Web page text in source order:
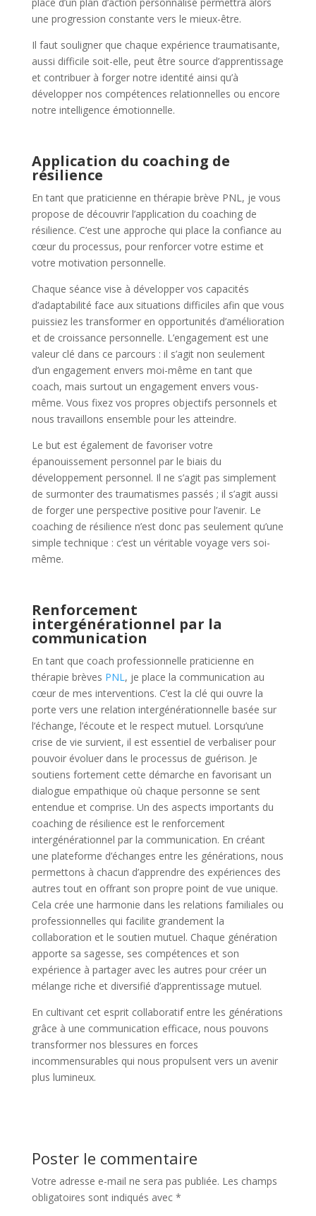
une progression constante vers le mieux-être.
Il faut souligner que chaque expérience traumatisante,
aussi difficile soit-elle, peut être source d’apprentissage
et contribuer à forger notre identité ainsi qu’à
développer nos compétences relationnelles ou encore
notre intelligence émotionnelle.
Application du coaching de
résilience
En tant que praticienne en thérapie brève PNL, je vous
propose de découvrir l’application du coaching de
résilience. C’est une approche qui place la confiance au
cœur du processus, pour renforcer votre estime et
votre motivation personnelle.
Chaque séance vise à développer vos capacités
d’adaptabilité face aux situations difficiles afin que vous
puissiez les transformer en opportunités d’amélioration
et de croissance personnelle. L’engagement est une
valeur clé dans ce parcours : il s’agit non seulement
d’un engagement envers moi-même en tant que
coach, mais surtout un engagement envers vous-
même. Vous fixez vos propres objectifs personnels et
nous travaillons ensemble pour les atteindre.
Le but est également de favoriser votre
épanouissement personnel par le biais du
développement personnel. Il ne s’agit pas simplement
de surmonter des traumatismes passés ; il s’agit aussi
de forger une perspective positive pour l’avenir. Le
coaching de résilience n’est donc pas seulement qu’une
simple technique : c’est un véritable voyage vers soi-
même.
Renforcement
intergénérationnel par la
communication
En tant que coach professionnelle praticienne en
thérapie brèves PNL, je place la communication au
cœur de mes interventions. C’est la clé qui ouvre la
porte vers une relation intergénérationnelle basée sur
l’échange, l’écoute et le respect mutuel. Lorsqu’une
crise de vie survient, il est essentiel de verbaliser pour
pouvoir évoluer dans le processus de guérison. Je
soutiens fortement cette démarche en favorisant un
dialogue empathique où chaque personne se sent
entendue et comprise. Un des aspects importants du
coaching de résilience est le renforcement
intergénérationnel par la communication. En créant
une plateforme d’échanges entre les générations, nous
permettons à chacun d’apprendre des expériences des
autres tout en offrant son propre point de vue unique.
Cela crée une harmonie dans les relations familiales ou
professionnelles qui facilite grandement la
collaboration et le soutien mutuel. Chaque génération
apporte sa sagesse, ses compétences et son
expérience à partager avec les autres pour créer un
mélange riche et diversifié d’apprentissage mutuel.
En cultivant cet esprit collaboratif entre les générations
grâce à une communication efficace, nous pouvons
transformer nos blessures en forces
incommensurables qui nous propulsent vers un avenir
plus lumineux.
Poster le commentaire
Votre adresse e-mail ne sera pas publiée. Les champs
obligatoires sont indiqués avec *